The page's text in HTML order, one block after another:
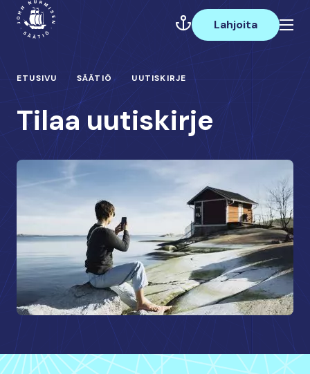
Hyppää
sisältöön
Päävalikko
Lahjoita
ETUSIVU SÄÄTIÖ UUTISKIRJE
Tilaa uutiskirje